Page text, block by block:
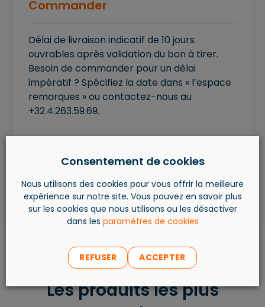
Commander
Délai de livraison indicatif de 10 jours
ouvrables après validation du bon à tirer.
Besoin de commander pour un délai
impératif ? Spécifiez la date dans « l’espace
remarques » ou contactez-nous au
+32.4.263.59.69.
Les produits les plus
Consentement de cookies
Nous utilisons des cookies pour vous offrir la meilleure
expérience sur notre site. Vous pouvez en savoir plus
sur les cookies que nous utilisons ou les désactiver
dans les paramètres de cookies
REFUSER ACCEPTER